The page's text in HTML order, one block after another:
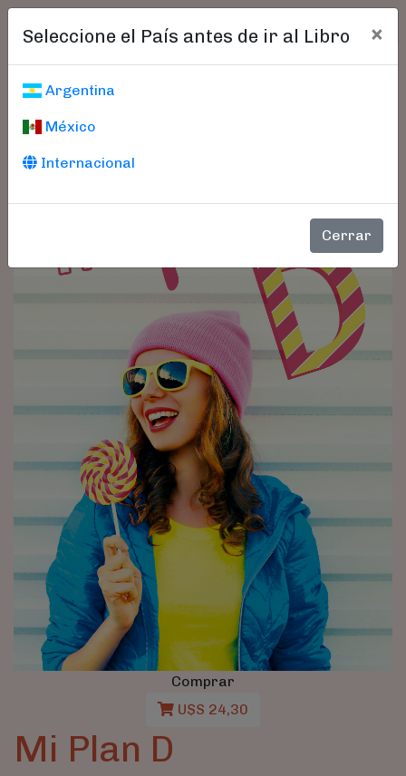
Seleccione el País antes de ir al Libro ×
Argentina
México
Internacional
Cerrar
Comprar
U$S 24,30
Mi Plan D